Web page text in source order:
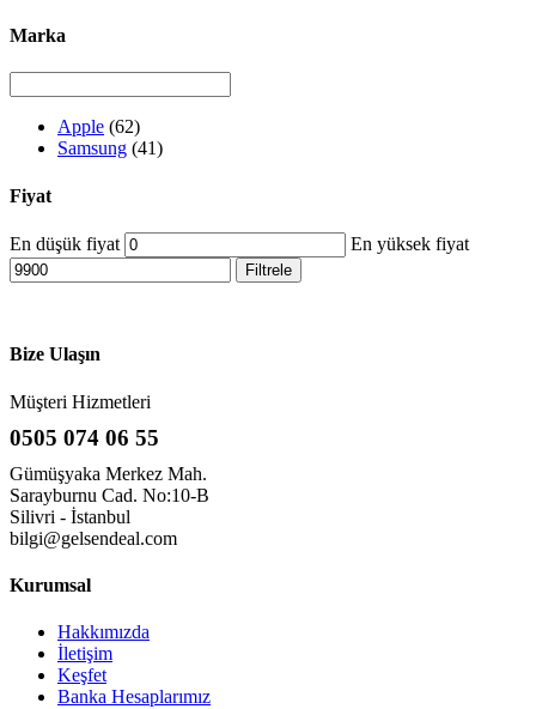
Marka
Apple (62)
Samsung (41)
Fiyat
En düşük fiyat En yüksek fiyat
Filtrele
Bize Ulaşın
Müşteri Hizmetleri
0505 074 06 55
Gümüşyaka Merkez Mah.
Sarayburnu Cad. No:10-B
Silivri - İstanbul
bilgi@gelsendeal.com
Kurumsal
Hakkımızda
İletişim
Keşfet
Banka Hesaplarımız